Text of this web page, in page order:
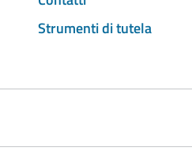
Strumenti di tutela